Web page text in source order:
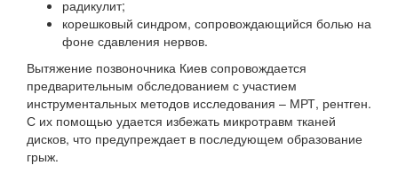
радикулит;
корешковый синдром, сопровождающийся болью на
фоне сдавления нервов.
Вытяжение позвоночника Киев сопровождается
предварительным обследованием с участием
инструментальных методов исследования – МРТ, рентген.
С их помощью удается избежать микротравм тканей
дисков, что предупреждает в последующем образование
грыж.